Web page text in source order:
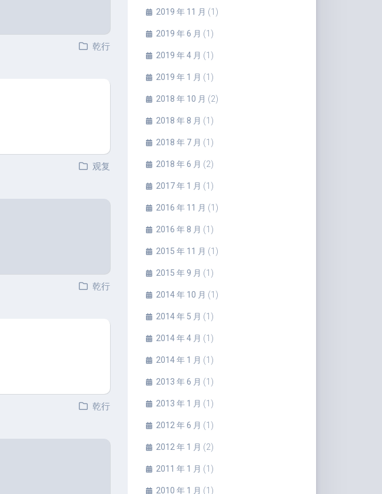
2019 年 11 月 (1)
2019 年 6 月 (1)
2019 年 4 月 (1)
2019 年 1 月 (1)
2018 年 10 月 (2)
2018 年 8 月 (1)
2018 年 7 月 (1)
2018 年 6 月 (2)
2017 年 1 月 (1)
2016 年 11 月 (1)
2016 年 8 月 (1)
2015 年 11 月 (1)
2015 年 9 月 (1)
2014 年 10 月 (1)
2014 年 5 月 (1)
2014 年 4 月 (1)
2014 年 1 月 (1)
2013 年 6 月 (1)
2013 年 1 月 (1)
2012 年 6 月 (1)
2012 年 1 月 (2)
2011 年 1 月 (1)
2010 年 1 月 (1)
乾行
观复
乾行
乾行